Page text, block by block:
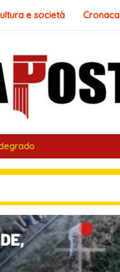
e società Cronaca